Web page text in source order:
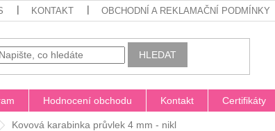
KONTAKT OBCHODNÍ A REKLAMAČNÍ PODMÍNKY
HLEDAT
Hodnocení obchodu Kontakt Certifikáty
Kovová karabinka průvlek 4 mm - nikl